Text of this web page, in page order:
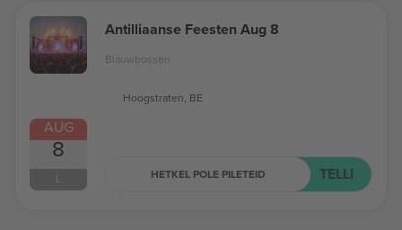
AUG
8
L
Antilliaanse Feesten Aug 8
Blauwbossen
Hoogstraten, BE
HETKEL POLE PILETEID TELLI